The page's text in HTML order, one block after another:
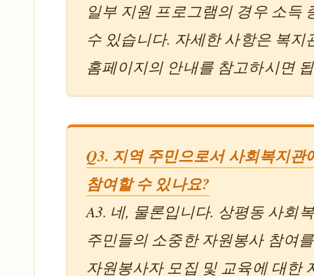
일부 지원 프로그램의 경우 소득
수 있습니다. 자세한 사항은 복지
홈페이지의 안내를 참고하시면
Q3. 지역 주민으로서 사회복지관
참여할 수 있나요?
A3. 네, 물론입니다. 상평동 사회
주민들의 소중한 자원봉사 참여
자원봉사자 모집 및 교육에 대한